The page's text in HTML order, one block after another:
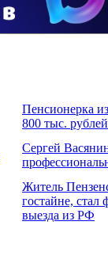
Пенсионерка
800 тыс.
Сергей
Житель
гостайне, стал
выезда из РФ